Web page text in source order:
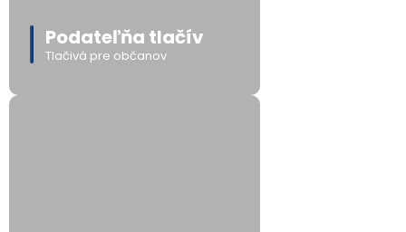
Podateľňa tlačív
Tlačivá pre občanov